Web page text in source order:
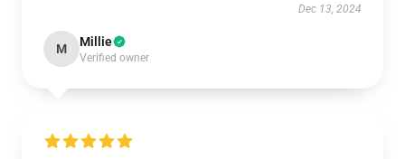
Dec 13, 2024
M Millie
Verified owner